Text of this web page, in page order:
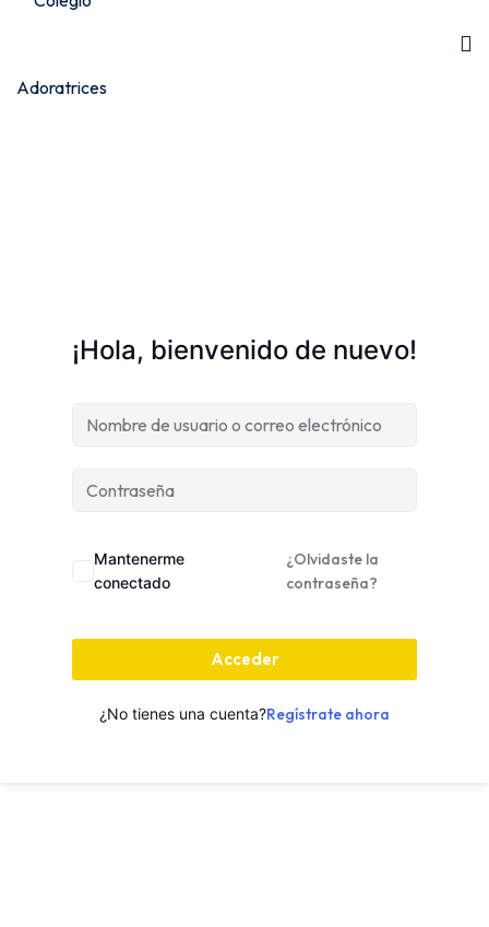
¡Hola, bienvenido de nuevo!
Mantenerme
conectado
¿Olvidaste la
contraseña?
Acceder
¿No tienes una cuenta?Regístrate ahora